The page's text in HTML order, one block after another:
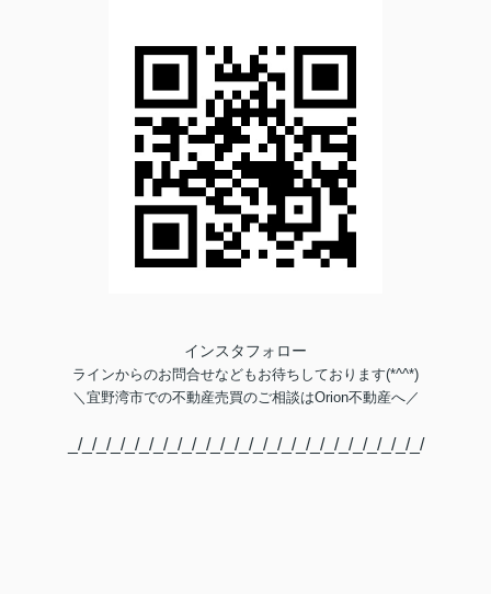
インスタフォロー
ラインからのお問合せなどもお待ちしております(*^^*)
＼ 宜野湾市での不動産売買のご相談はOrion不動産へ／
_/_/_/_/_/_/_/_/_/_/_/_/_/_/_/_/_/_/_/_/_/_/_/_/_/